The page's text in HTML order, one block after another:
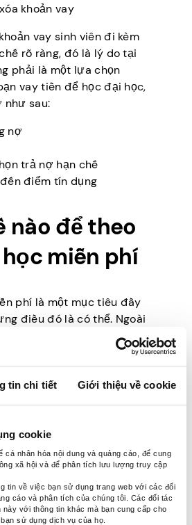
tin chi tiết Giới thiệu về cookie
cookie
cá nhân hóa nội dung và quảng cáo, để cung
xã hội và để phân tích lưu lượng truy cập
tin về việc bạn sử dụng trang web với các đối
cáo và phân tích của chúng tôi. Các đối tác
với thông tin khác mà bạn cung cấp cho
sử dụng dịch vụ của họ.
khoản vay
vay sinh viên đi kèm
rõ ràng, đó là lý do tại
phải là một lựa chọn
vay tiền để học đại học,
như sau:
nợ
trả nợ hạn chế
điểm tín dụng
nào để theo
miễn phí
phí là một mục tiêu đầy
điều đó là có thể. Ngoài
được liệt kê ở trên (học
các lựa chọn này có thể
phí giáo dục đại học:
chương trình hỗ trợ học
Dự luật GI, có thể giúp
phí giáo dục đại học cho
binh và gia đình của họ.
học phí của nhà tuyển
số công ty cung cấp các